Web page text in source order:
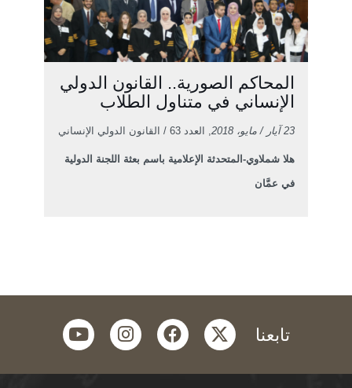
المحاكم الصورية.. القانون الدولي
الإنساني في متناول الطلاب
23 آيار / مايو، 2018 , العدد 63 / القانون الدولي الإنساني
هلا شملاوي-المتحدثة الإعلامية باسم بعثة اللجنة الدولية
في عمَّان
تابعنا twitter
facebook
instagram
youtube